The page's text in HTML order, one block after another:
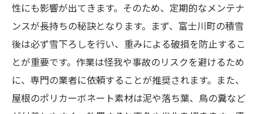
性にも影響が出てきます。そのため、定期的なメンテナ
ンスが長持ちの秘訣となります。まず、富士川町の積雪
後は必ず雪下ろしを行い、重みによる破損を防止するこ
とが重要です。作業は怪我や事故のリスクを避けるため
に、専門の業者に依頼することが推奨されます。また、
屋根のポリカーボネート素材は泥や落ち葉、鳥の糞など